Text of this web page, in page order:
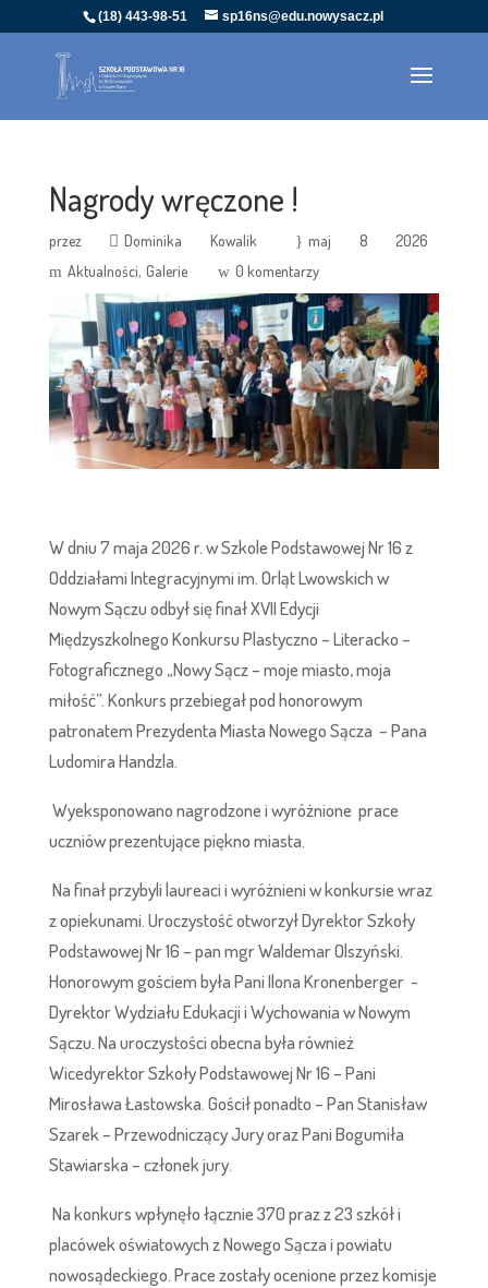
(18) 443-98-51 sp16ns@edu.nowysacz.pl
Nagrody wręczone !
przez Dominika Kowalik
maj 8 2026
Aktualności Galerie 0 komentarzy
W dniu 7 maja 2026 r. w Szkole Podstawowej Nr 16 z
Oddziałami Integracyjnymi im. Orląt Lwowskich w
Nowym Sączu odbył się finał XVII Edycji
Międzyszkolnego Konkursu Plastyczno – Literacko –
Fotograficznego „Nowy Sącz – moje miasto, moja
miłość”. Konkurs przebiegał pod honorowym
patronatem Prezydenta Miasta Nowego Sącza – Pana
Ludomira Handzla.
Wyeksponowano nagrodzone i wyróżnione prace
uczniów prezentujące piękno miasta.
Na finał przybyli laureaci i wyróżnieni w konkursie wraz
z opiekunami. Uroczystość otworzył Dyrektor Szkoły
Podstawowej Nr 16 – pan mgr Waldemar Olszyński.
Honorowym gościem była Pani Ilona Kronenberger -
Dyrektor Wydziału Edukacji i Wychowania w Nowym
Sączu. Na uroczystości obecna była również
Wicedyrektor Szkoły Podstawowej Nr 16 – Pani
Mirosława Łastowska. Gościł ponadto – Pan Stanisław
Szarek – Przewodniczący Jury oraz Pani Bogumiła
Stawiarska – członek jury.
Na konkurs wpłynęło łącznie 370 praz z 23 szkół i
placówek oświatowych z Nowego Sącza i powiatu
nowosądeckiego. Prace zostały ocenione przez komisje